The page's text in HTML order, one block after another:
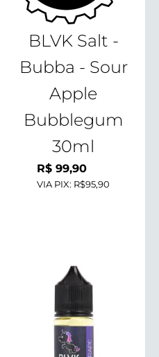
BLVK Salt -
Bubba - Sour
Apple
Bubblegum
30ml
R$ 99,90
VIA PIX: R$95,90